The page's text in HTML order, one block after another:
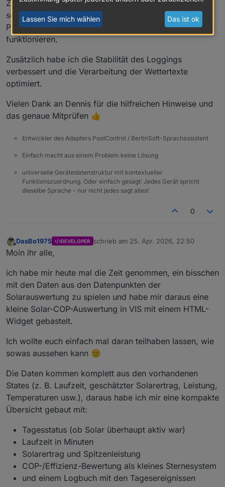
Zeitstempeln und der Tagesauswertung (z. B.
solar_ran_today und active_minutes_today). Diese
Punkte sollten jetzt wieder sauber und nachvollziehbar
funktionieren.
Zusätzlich habe ich die Stabilität des Loggings
verbessert und die Verarbeitung der Wettertexte
optimiert.
Vielen Dank an Dennis für die hilfreichen Hinweise und
das genaue Mitprüfen 👍
Entwickler des Adapters PoolControl / BertinSoft-Sprachassistent
Einfach macht aus einem Problem keine Lösung
universelle Gerätedatenstruktur mit kontextueller
Funktionszuordnung. Oder einfach gesagt: Jedes Gerät spricht
dieselbe Sprache - nur nicht jedes sagt alles!
0
Offline
DasBo1975 DEVELOPER schrieb am 25. Apr. 2026, 22:50
zuletzt editiert von
Moin ihr alle,
ich habe mir heute mal die Zeit genommen, ein bisschen
mit den Daten aus den Datenpunkten der
Solarauswertung zu spielen und habe mir daraus eine
kleine Solar-COP-Auswertung in VIS mit einem HTML-
Widget gebastelt.
Ich wollte euch einfach mal daran teilhaben lassen, wie
sowas aussehen kann 🙂
Die Daten kommen komplett aus den vorhandenen
States (z. B. Laufzeit, geschätzter Solarertrag, Leistung,
Temperaturen usw.), daraus habe ich mir eine kompakte
Übersicht gebaut mit:
Tagesstatus (ob Solar überhaupt aktiv war)
Laufzeit in Minuten
Solarertrag und Spitzenleistung
COP-/Effizienz-Bewertung als kleines Sternesystem
und einem Logbuch mit den Tagesereignissen
Lassen Sie mich wählen Das ist ok